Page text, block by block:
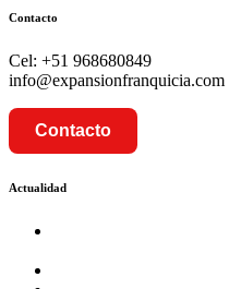
Contacto
Cel: +51 968680849
info@expansionfranquicia.com
Contacto
Actualidad